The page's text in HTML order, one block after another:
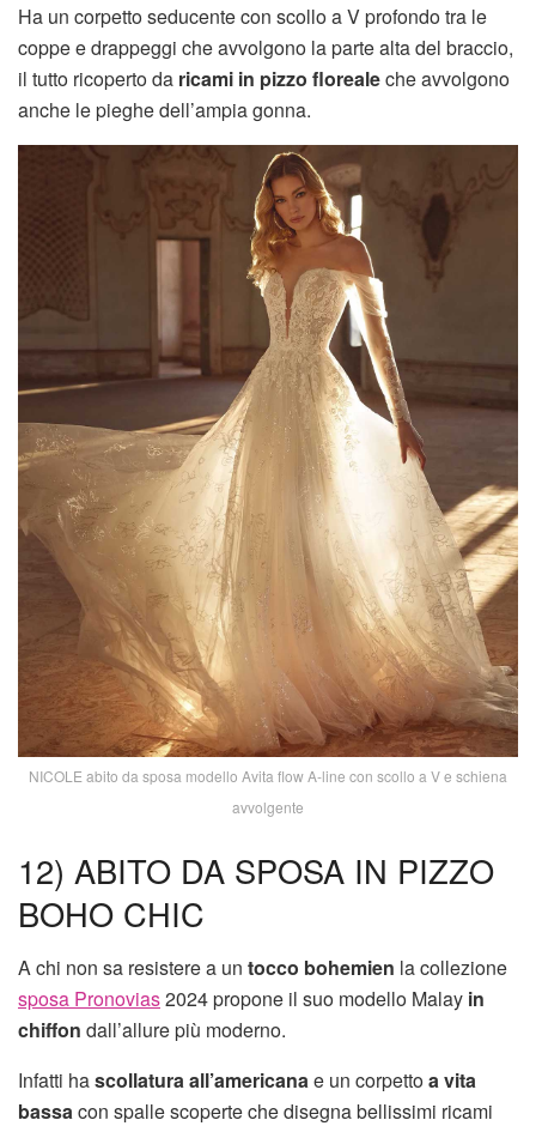
Ha un corpetto seducente con scollo a V profondo tra le
coppe e drappeggi che avvolgono la parte alta del braccio,
il tutto ricoperto da ricami in pizzo florealeche avvolgono
anche le pieghe dell’ampia gonna.
NICOLE abito da sposa modello Avita flow A-line con scollo a V e schiena
avvolgente
12) ABITO DA SPOSA IN PIZZO
BOHO CHIC
A chi non sa resistere a un tocco bohemien la collezione
sposa Pronovias2024 propone il suo modello Malay in
chiffon dall’allure più moderno.
Infatti hascollatura all’americanae un corpettoa vita
bassacon spalle scoperte che disegna bellissimi ricami